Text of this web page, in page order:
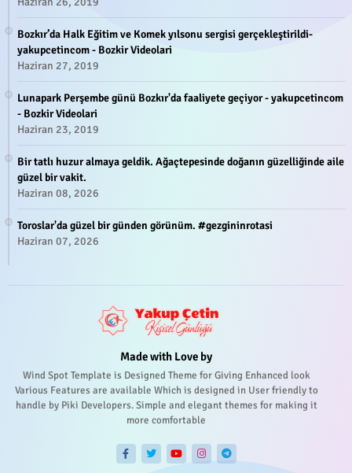
Bozkır’da Halk Eğitim ve Komek yılsonu sergisi gerçekleştirildi-
yakupcetincom - Bozkir Videolari
Haziran 27, 2019
Lunapark Perşembe günü Bozkır'da faaliyete geçiyor - yakupcetincom
- Bozkir Videolari
Haziran 23, 2019
Bir tatlı huzur almaya geldik. Ağaçtepesinde doğanın güzelliğinde aile
güzel bir vakit.
Haziran 08, 2026
Toroslar'da güzel bir günden görünüm. #gezgininrotasi
Haziran 07, 2026
Made with Love by
Wind Spot Template is Designed Theme for Giving Enhanced look
Various Features are available Which is designed in User friendly to
handle by Piki Developers. Simple and elegant themes for making it
more comfortable